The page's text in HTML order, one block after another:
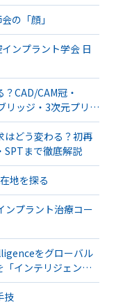
の「顔」
ンプラント学会 日
CAD/CAM冠・
リッジ・3次元プリン
はどう変わる？初再
SPTまで徹底解説
地を探る
ンプラント治療コー
をグローバル
インテリジェント
技